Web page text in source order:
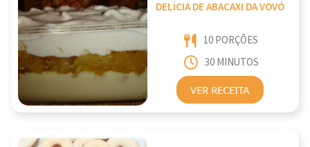
DELÍCIA DE ABACAXI DA VOVÓ
10 PORÇÕES
30 MINUTOS
VER RECEITA